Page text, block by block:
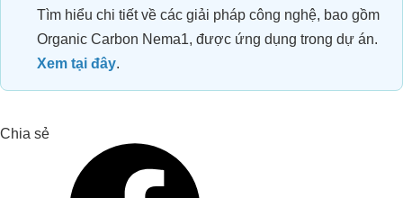
Tìm hiểu chi tiết về các giải pháp công nghệ, bao gồm
Organic Carbon Nema1, được ứng dụng trong dự án.
Xem tại đây.
Chia sẻ
Lức – Long An
HOA NẮNG FARM THÀNH CÔNG
TĂNG HƠN 20% NĂNG SUẤT LÚA
ST25 VỚI ORGANIC CARBON